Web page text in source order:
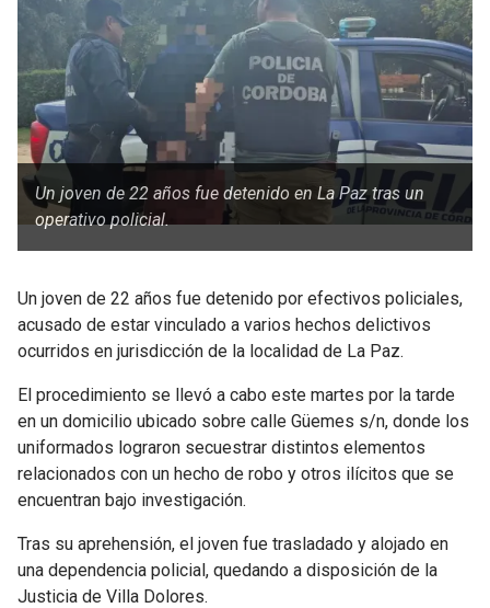
Un joven de 22 años fue detenido en La Paz tras un
operativo policial.
Un joven de 22 años fue detenido por efectivos policiales,
acusado de estar vinculado a varios hechos delictivos
ocurridos en jurisdicción de la localidad de La Paz.
El procedimiento se llevó a cabo este martes por la tarde
en un domicilio ubicado sobre calle Güemes s/n, donde los
uniformados lograron secuestrar distintos elementos
relacionados con un hecho de robo y otros ilícitos que se
encuentran bajo investigación.
Tras su aprehensión, el joven fue trasladado y alojado en
una dependencia policial, quedando a disposición de la
Justicia de Villa Dolores.